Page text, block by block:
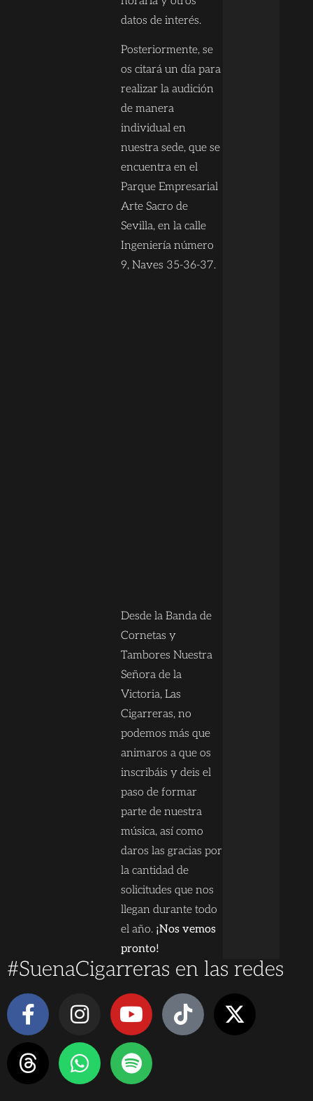
datos de interés.
Posteriormente, se
os citará un día para
realizar la audición
de manera
individual en
nuestra sede, que se
encuentra en el
Parque Empresarial
Arte Sacro de
Sevilla, en la calle
Ingeniería número
9, Naves 35-36-37.
Desde la Banda de
Cornetas y
Tambores Nuestra
Señora de la
Victoria, Las
Cigarreras, no
podemos más que
animaros a que os
inscribáis y deis el
paso de formar
parte de nuestra
música, así como
daros las gracias por
la cantidad de
solicitudes que nos
llegan durante todo
el año. ¡Nos vemos
pronto!
#SuenaCigarreras en las redes